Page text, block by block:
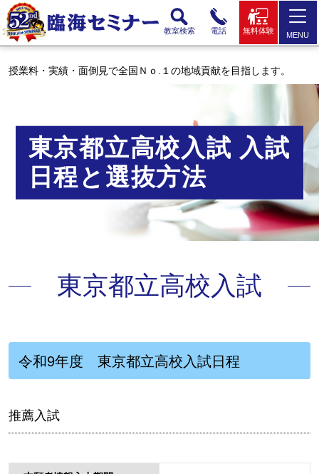
教室検索 電話 無料体験 MENU
授業料・実績・面倒見で全国Ｎｏ.１の地域貢献を目指します。
東京都立高校入試 入試
日程と選抜方法
東京都立高校入試
令和9年度 東京都立高校入試日程
推薦入試